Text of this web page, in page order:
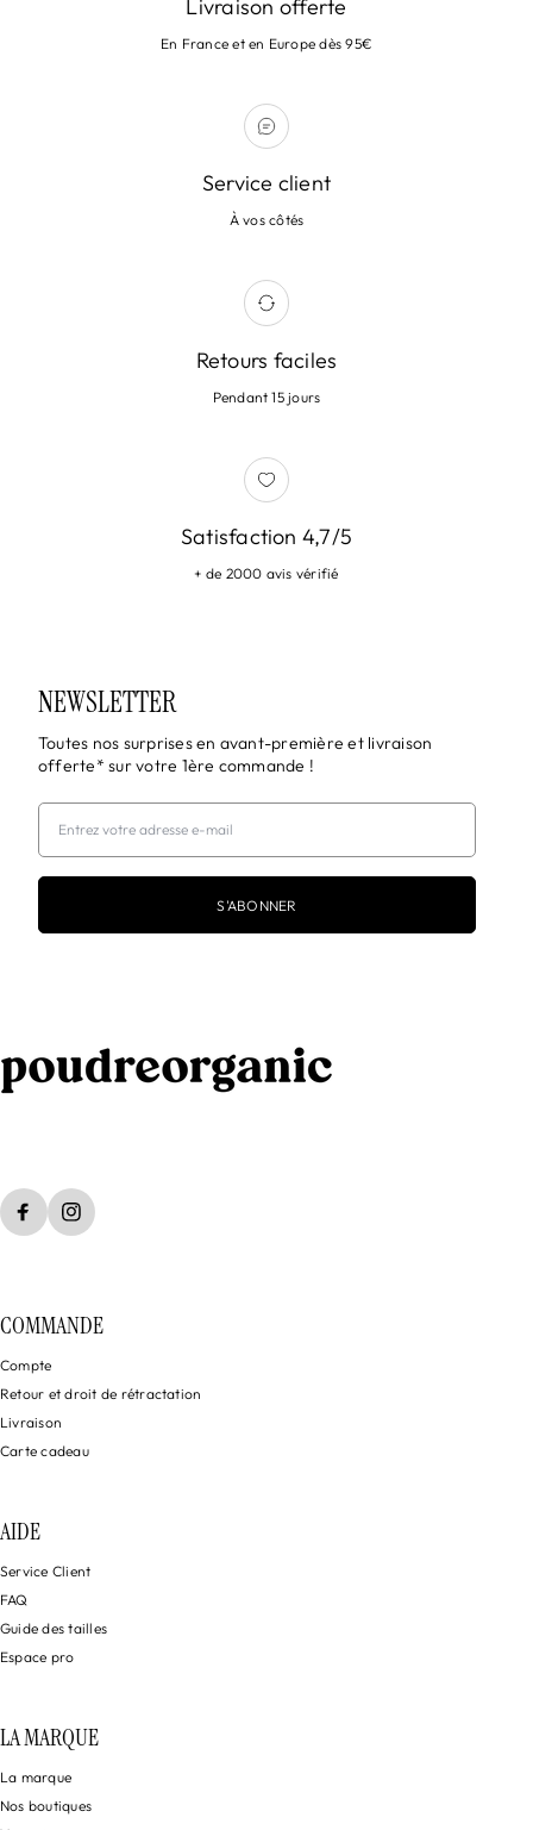
Livraison offerte
En France et en Europe dès 95€
Service client
À vos côtés
Retours faciles
Pendant 15 jours
Satisfaction 4,7/5
+ de 2000 avis vérifié
NEWSLETTER
Toutes nos surprises en avant-première et livraison
offerte* sur votre 1ère commande !
S'ABONNER
COMMANDE
Compte
Retour et droit de rétractation
Livraison
Carte cadeau
AIDE
Service Client
FAQ
Guide des tailles
Espace pro
LA MARQUE
La marque
Nos boutiques